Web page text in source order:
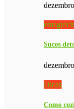
Sucos
Dicas
Como